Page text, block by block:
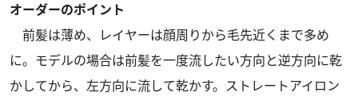
オーダーのポイント
前髪は薄め、レイヤーは顔周りから毛先近くまで多め
に。モデルの場合は前髪を一度流したい方向と逆方向に乾
かしてから、左方向に流して乾かす。ストレートアイロン